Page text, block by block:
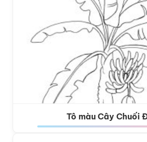
Tô màu Cây Chuối